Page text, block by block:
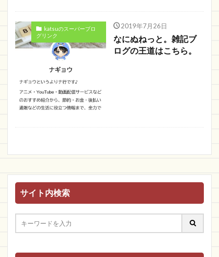
katsuのスーパーブロ
グリンク
2019年7月26日
なにぬねっと。雑記ブ
ログの王道はこちら。
サイト内検索